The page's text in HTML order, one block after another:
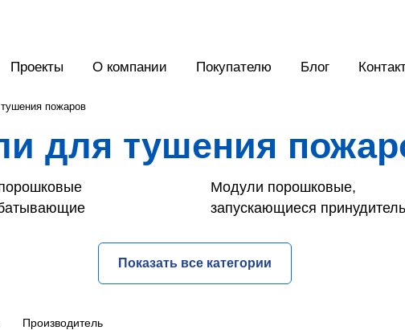
Проекты О компании Покупателю Блог
пожаров
для тушения
Модули порошковые,
запускающиеся
Показать все категории
Производитель